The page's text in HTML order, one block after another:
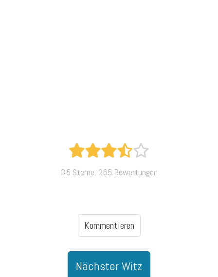
3.5 Sterne, 265 Bewertungen
Kommentieren
Nächster Witz